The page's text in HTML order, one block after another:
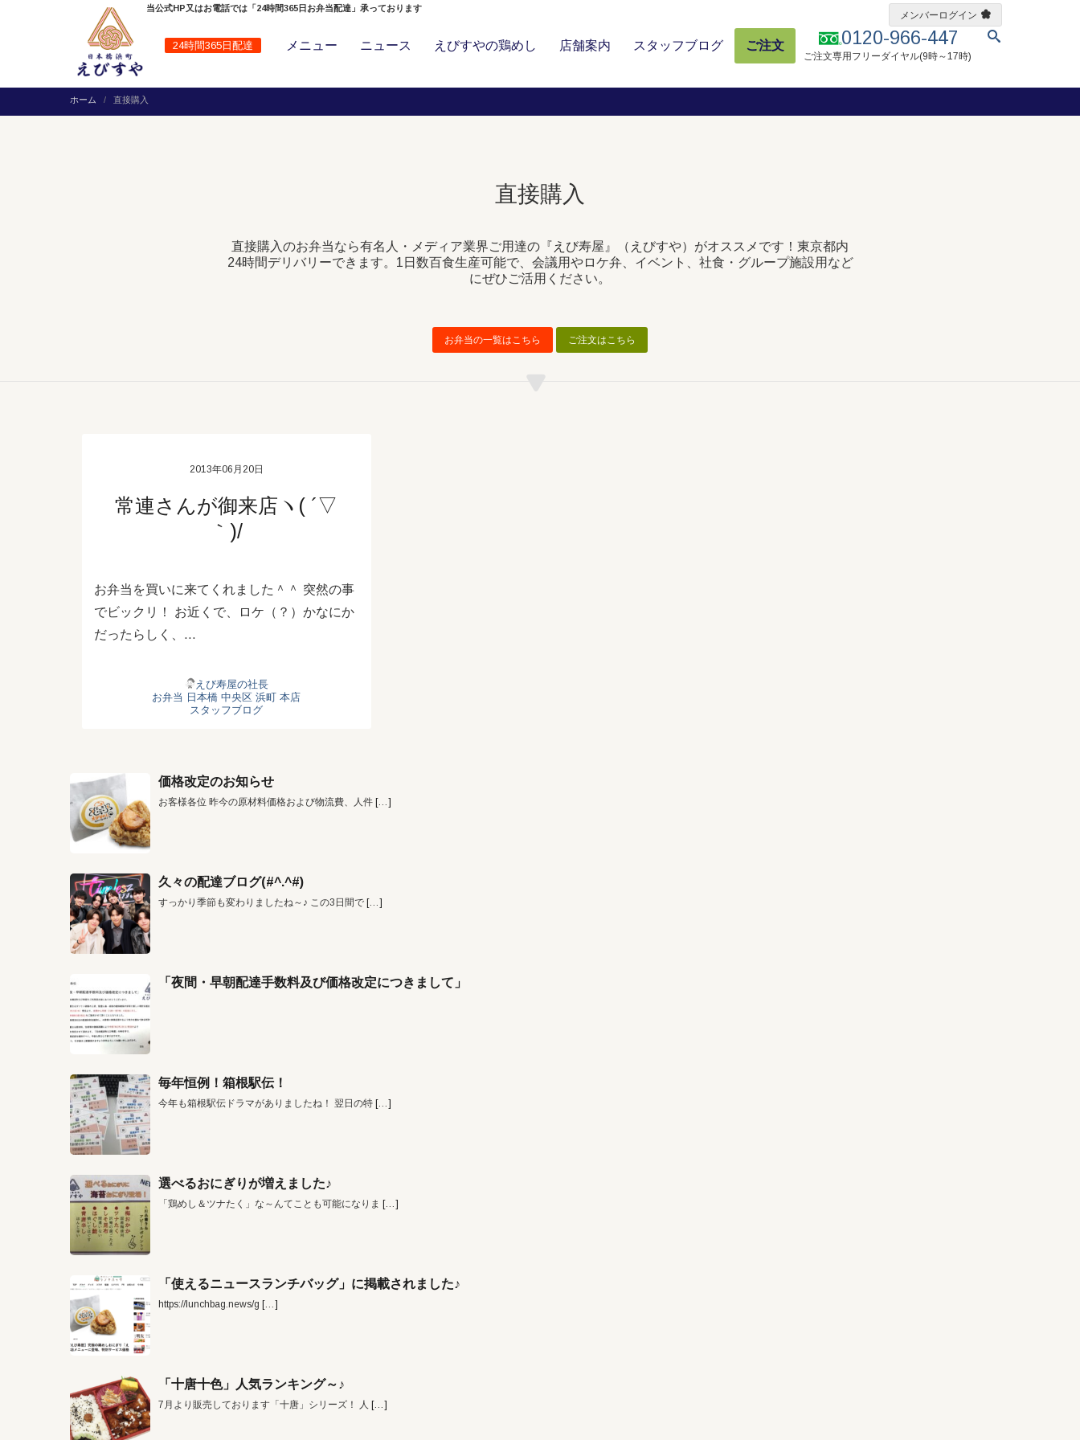
24時間365日配達 0120-966-447
ご注文専用フリーダイヤル(9時～17時)
メニュー ニュース えびすやの鶏めし 店舗案内 スタッフブログ ご注文
当公式HP又はお電話では「24時間365日お弁当配達」承っております
メンバーログイン
ホーム 直接購入
直接購入
直接購入のお弁当なら有名人・メディア業界ご用達の『えび寿屋』（えびすや）がオススメです！東京都内
24時間デリバリーできます。1日数百食生産可能で、会議用やロケ弁、イベント、社食・グループ施設用など
にぜひご活用ください。
お弁当の一覧はこちら ご注文はこちら
2013年06月20日
常連さんが御来店ヽ( ´▽
｀)/
お弁当を買いに来てくれました＾＾ 突然の事
でビックリ！ お近くで、ロケ（？）かなにか
だったらしく、…
えび寿屋の社長
お弁当 日本橋 中央区 浜町 本店
スタッフブログ
価格改定のお知らせ
お客様各位 昨今の原材料価格および物流費、人件 […]
久々の配達ブログ(#^.^#)
すっかり季節も変わりましたね～♪ この3日間で […]
「夜間・早朝配達手数料及び価格改定につきまして」
毎年恒例！箱根駅伝！
今年も箱根駅伝ドラマがありましたね！ 翌日の特 […]
選べるおにぎりが増えました♪
「鶏めし＆ツナたく」な～んてことも可能になりま […]
「使えるニュースランチバッグ」に掲載されました♪
https://lunchbag.news/g […]
「十唐十色」人気ランキング～♪
7月より販売しております「十唐」シリーズ！ 人 […]